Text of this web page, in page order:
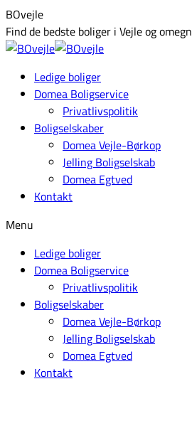
Skip
to
content
Facebook
page
opens
new
window
BOvejle
Find de bedste boliger i Vejle og omegn
Ledige boliger
Domea Boligservice
Privatlivspolitik
Boligselskaber
Domea Vejle-Børkop
Jelling Boligselskab
Domea Egtved
Kontakt
Menu
Ledige boliger
Domea Boligservice
Privatlivspolitik
Boligselskaber
Domea Vejle-Børkop
Jelling Boligselskab
Domea Egtved
Kontakt